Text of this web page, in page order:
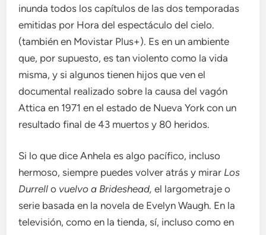
inunda todos los capítulos de las dos temporadas
emitidas por Hora del espectáculo del cielo.
(también en Movistar Plus+). Es en un ambiente
que, por supuesto, es tan violento como la vida
misma, y ​​si algunos tienen hijos que ven el
documental realizado sobre la causa del vagón
Attica en 1971 en el estado de Nueva York con un
resultado final de 43 muertos y 80 heridos.
Si lo que dice Anhela es algo pacífico, incluso
hermoso, siempre puedes volver atrás y mirar Los
Durrell o vuelvo a Brideshead, el largometraje o
serie basada en la novela de Evelyn Waugh. En la
televisión, como en la tienda, sí, incluso como en